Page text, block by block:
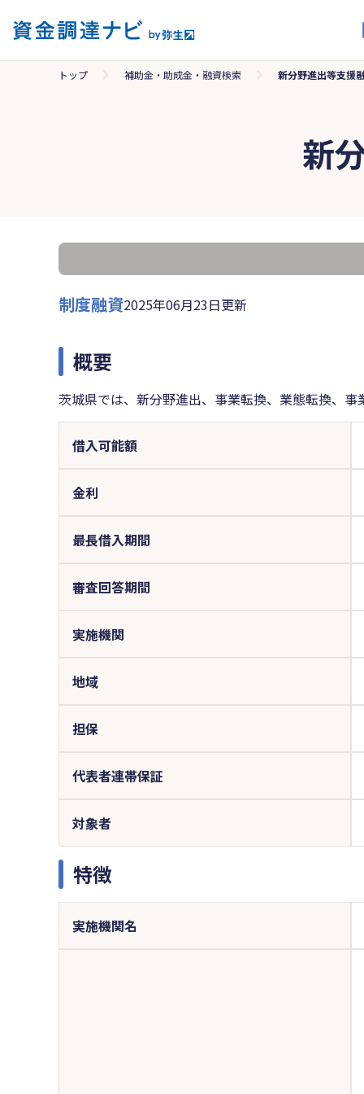
トップ 補助金・助成金・融資検索 新分野進出等支援
新
制度融資2025年06月23日更新
概要
茨城県では、新分野進出、事業転換、業態転換、
借入可能額
金利
最長借入期間
審査回答期間
実施機関
地域
担保
代表者連帯保証
対象者
特徴
実施機関名